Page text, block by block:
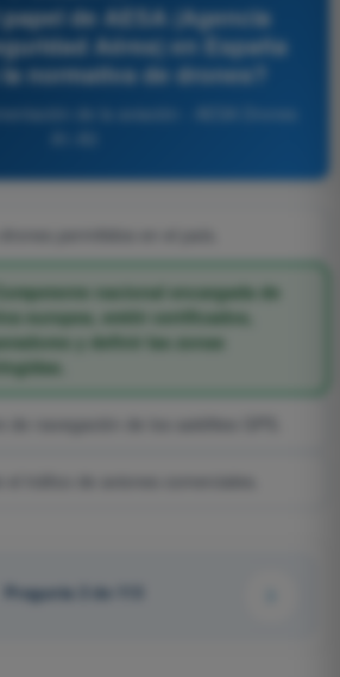
de AESA (Agencia
Aérea) en España
normativa de drones?
de la aviación - AESA Drones
nacional encargada de
europea, emitir certificados,
y definir las zonas
Pregunta 2 de 113